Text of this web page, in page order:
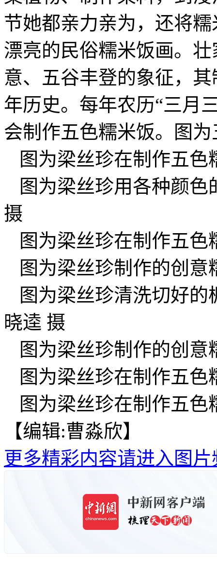
节她都亲力亲为，还将
漂亮的民俗糯米饭画。
意、五谷丰登的象征，
年历史。每年农历“三月
会制作五色糯米饭。图
图为梁丝珍在制作五
图为梁丝珍用各种颜
摄
图为梁丝珍在制作五
图为梁丝珍制作的创
图为梁丝珍清洗切好
晓逵 摄
图为梁丝珍制作的创
图为梁丝珍在制作五
图为梁丝珍在制作五
【编辑:曹淼欣】
更多精彩内容请进入图片